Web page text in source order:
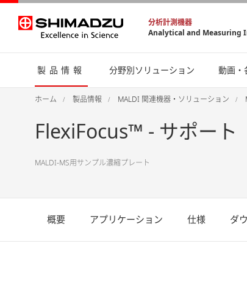
分析計測機器
Analytical and Measuring
製品情報 分野別ソリューション 動画・
ホーム 製品情報 MALDI 関連機器・ソリューション
FlexiFocus™ - サポート
MALDI-MS用サンプル濃縮プレート
概要 アプリケーション 仕様 ダ